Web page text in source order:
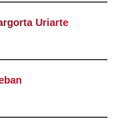
Uriarte